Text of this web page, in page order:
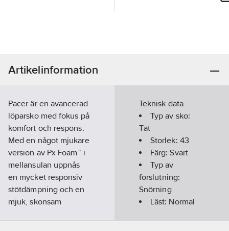
Artikelinformation
Pacer är en avancerad
löparsko med fokus på
komfort och respons.
Med en något mjukare
version av Px Foam™ i
mellansulan uppnås
en mycket responsiv
stötdämpning och en
mjuk, skonsam
Teknisk data
Typ av sko:
Tät
Storlek: 43
Färg:Svart
Typ av
förslutning:
Snörning
Läst: Normal